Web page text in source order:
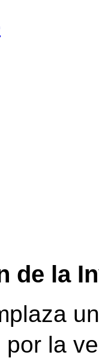
de la
por la